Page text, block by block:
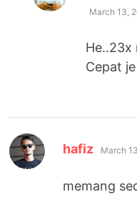
March 13,
He..23x
Cepat
hafiz says:
March
memang